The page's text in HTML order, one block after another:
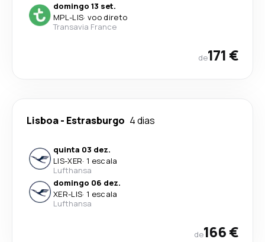
domingo 13 set.
MPL-LIS· voo direto
Transavia France
de171 €
Lisboa- Estrasburgo 4 dias
quinta 03 dez.
LIS-XER· 1 escala
Lufthansa
domingo 06 dez.
XER-LIS· 1 escala
Lufthansa
de166 €